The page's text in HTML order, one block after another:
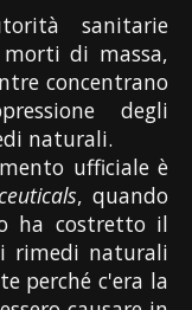
sanitarie
di massa,
concentrano
degli
naturali.
ufficiale è
, quando
ha costretto il
rimedi naturali
perché c'era la